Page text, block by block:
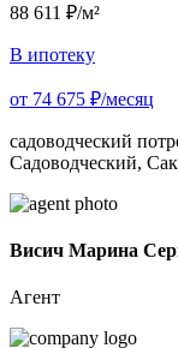
88 611 ₽/м²
В ипотеку
от 74 675 ₽/месяц
садоводческий
Садоводческий,
Висич Марина
Агент